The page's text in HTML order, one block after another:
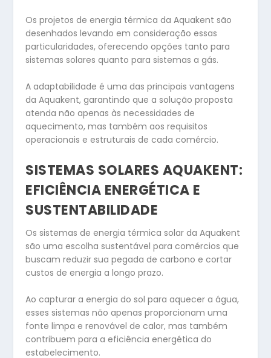
Os projetos de energia térmica da Aquakent são
desenhados levando em consideração essas
particularidades, oferecendo opções tanto para
sistemas solares quanto para sistemas a gás.
A adaptabilidade é uma das principais vantagens
da Aquakent, garantindo que a solução proposta
atenda não apenas às necessidades de
aquecimento, mas também aos requisitos
operacionais e estruturais de cada comércio.
SISTEMAS SOLARES AQUAKENT:
EFICIÊNCIA ENERGÉTICA E
SUSTENTABILIDADE
Os sistemas de energia térmica solar da Aquakent
são uma escolha sustentável para comércios que
buscam reduzir sua pegada de carbono e cortar
custos de energia a longo prazo.
Ao capturar a energia do sol para aquecer a água,
esses sistemas não apenas proporcionam uma
fonte limpa e renovável de calor, mas também
contribuem para a eficiência energética do
estabelecimento.